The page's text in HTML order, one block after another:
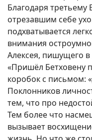
Благодаря
отрезавшим себе
подхватывается
внимания
Алексея, пишущего
«Пришёл Бетховену
коробок с письмом:
Поклонников
тем, что про
Тем более что
вызывает